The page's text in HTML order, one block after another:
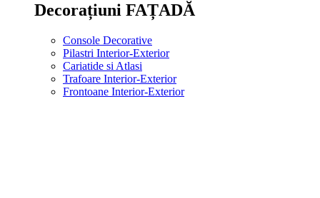
Decorațiuni FAȚADĂ
Console Decorative
Pilastri Interior-Exterior
Cariatide si Atlasi
Trafoare Interior-Exterior
Frontoane Interior-Exterior